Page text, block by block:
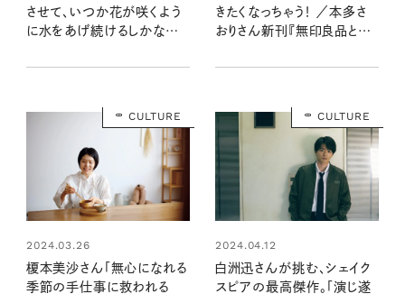
させて、いつか花が咲くよう
に水をあげ続けるしかない」
きたくなっちゃう！ ／本多さ
おりさん新刊『無印良品と
CULTURE
2024.03.26
榎本美沙さん「無心になれる
季節の手仕事に救われる
CULTURE
2024.04.12
白洲迅さんが挑む、シェイク
スピアの最高傑作。「演じ遂